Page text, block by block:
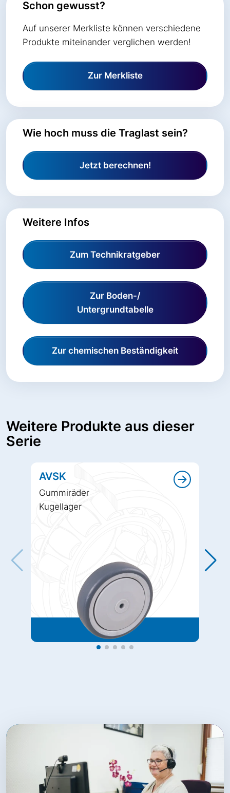
Schon gewusst?
Auf unserer Merkliste können verschiedene
Produkte miteinander verglichen werden!
Zur Merkliste
Wie hoch muss die Traglast sein?
Jetzt berechnen!
Weitere Infos
Zum Technikratgeber
Zur Boden-/
Untergrundtabelle
Zur chemischen Beständigkeit
Weitere Produkte aus dieser
Serie
AVSK
Gummiräder
Kugellager